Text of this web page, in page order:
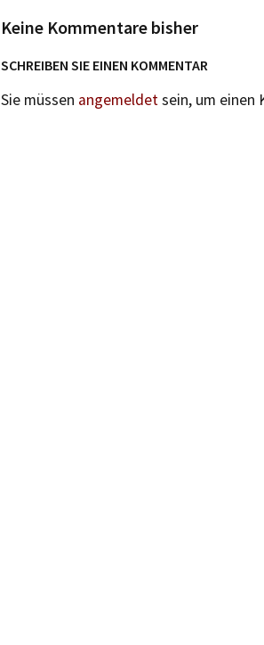
Keine Kommentare bisher
SCHREIBEN SIE EINEN KOMMENTAR
Sie müssen angemeldetsein, um einen